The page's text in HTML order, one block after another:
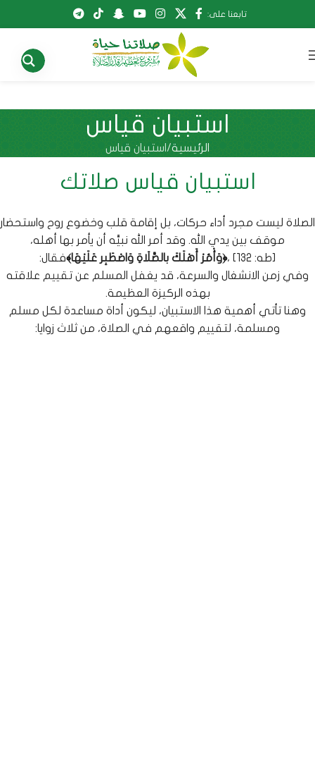
تابعنا على:
استبيان قياس
الرئيسية استبيان قياس
استبيان قياس صلاتك
الصلاة ليست مجرد أداء حركات، بل إقامة قلب وخضوع روح واستحضار
موقف بين يدي الله. وقد أمر الله نبيَّه أن يأمر بها أهله،
فقال:﴿وَأْمُرْ أَهْلَكَ بالصَّلَاةِ وَاصْطَبِر عَلَيْهَا﴾
[طه: 132] ،
وفي زمن الانشغال والسرعة، قد يغفل المسلم عن تقييم علاقته
بهذه الركيزة العظيمة.
وهنا تأتي أهمية هذا الاستبيان، ليكون أداة مساعدة لكل مسلم
ومسلمة، لتقييم واقعهم في الصلاة، من ثلاث زوايا: